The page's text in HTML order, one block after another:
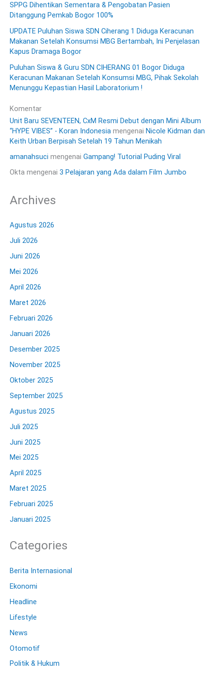
SPPG Dihentikan Sementara & Pengobatan Pasien
Ditanggung Pemkab Bogor 100%
UPDATE Puluhan Siswa SDN Ciherang 1 Diduga Keracunan
Makanan Setelah Konsumsi MBG Bertambah, Ini Penjelasan
Kapus Dramaga Bogor
Puluhan Siswa & Guru SDN CIHERANG 01 Bogor Diduga
Keracunan Makanan Setelah Konsumsi MBG, Pihak Sekolah
Menunggu Kepastian Hasil Laboratorium !
Komentar
Unit Baru SEVENTEEN, CxM Resmi Debut dengan Mini Album
“HYPE VIBES” - Koran Indonesia mengenai Nicole Kidman dan
Keith Urban Berpisah Setelah 19 Tahun Menikah
amanahsuci mengenai Gampang! Tutorial Puding Viral
Okta mengenai 3 Pelajaran yang Ada dalam Film Jumbo
Archives
Agustus 2026
Juli 2026
Juni 2026
Mei 2026
April 2026
Maret 2026
Februari 2026
Januari 2026
Desember 2025
November 2025
Oktober 2025
September 2025
Agustus 2025
Juli 2025
Juni 2025
Mei 2025
April 2025
Maret 2025
Februari 2025
Januari 2025
Categories
Berita Internasional
Ekonomi
Headline
Lifestyle
News
Otomotif
Politik & Hukum